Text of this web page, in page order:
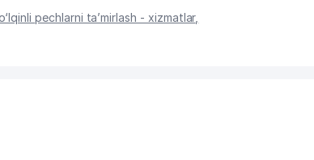
pechlarni ta’mirlash - xizmatlar,